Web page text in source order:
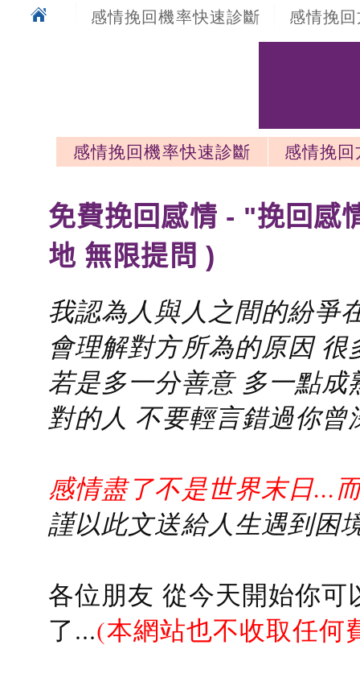
感情挽回機率快速診斷 感情挽
感情挽回機率快速診斷
感情挽
免費挽回感情 - "挽回感
地 無限提問 )
我認為人與人之間的紛爭
會理解對方所為的原因
若是多一分善意 多一點
對的人 不要輕言錯過你曾
感情盡了不是世界末日...
謹以此文送給人生遇到困
各位朋友 從今天開始你
了...(本網站也不收取任何